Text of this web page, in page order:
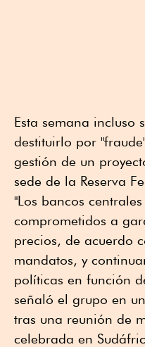
Esta semana incluso
destituirlo por
gestión de un
sede de la Reserva
"Los bancos
comprometidos a
precios, de acuerdo
mandatos, y
políticas en función
señaló el grupo en
tras una reunión de
celebrada en